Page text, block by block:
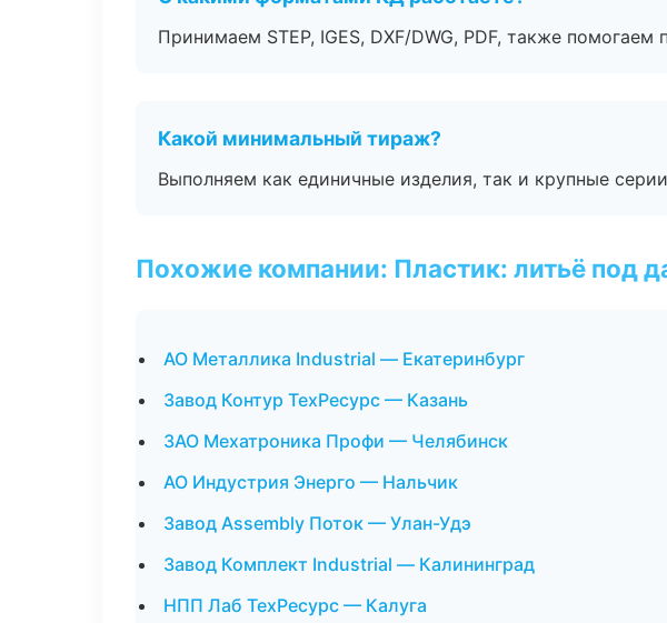
Принимаем STEP, IGES, DXF/DWG, PDF, также помогаем
Какой минимальный тираж?
Выполняем как единичные изделия, так и крупные
Похожие компании: Пластик: литьё под
АО Металлика Industrial — Екатеринбург
Завод Контур ТехРесурс — Казань
ЗАО Мехатроника Профи — Челябинск
АО Индустрия Энерго — Нальчик
Завод Assembly Поток — Улан-Удэ
Завод Комплект Industrial — Калининград
НПП Лаб ТехРесурс — Калуга